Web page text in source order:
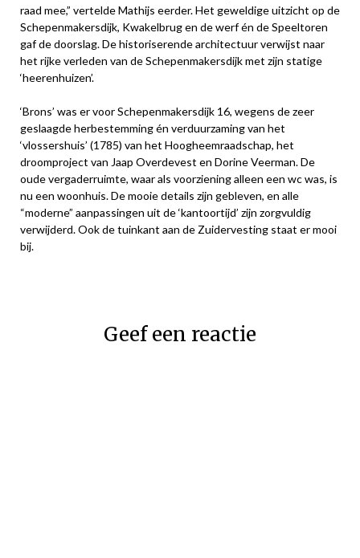
raad mee,” vertelde Mathijs eerder. Het geweldige uitzicht op de
Schepenmakersdijk, Kwakelbrug en de werf én de Speeltoren
gaf de doorslag. De historiserende architectuur verwijst naar
het rijke verleden van de Schepenmakersdijk met zijn statige
‘heerenhuizen’.
‘Brons’ was er voor Schepenmakersdijk 16, wegens de zeer
geslaagde herbestemming én verduurzaming van het
‘vlossershuis’ (1785) van het Hoogheemraadschap, het
droomproject van Jaap Overdevest en Dorine Veerman. De
oude vergaderruimte, waar als voorziening alleen een wc was, is
nu een woonhuis. De mooie details zijn gebleven, en alle
“moderne” aanpassingen uit de ‘kantoortijd’ zijn zorgvuldig
verwijderd. Ook de tuinkant aan de Zuidervesting staat er mooi
bij.
Geef een reactie